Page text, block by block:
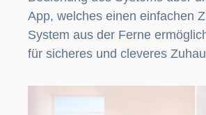
App, welches einen einfachen
System aus der Ferne
für sicheres und cleveres